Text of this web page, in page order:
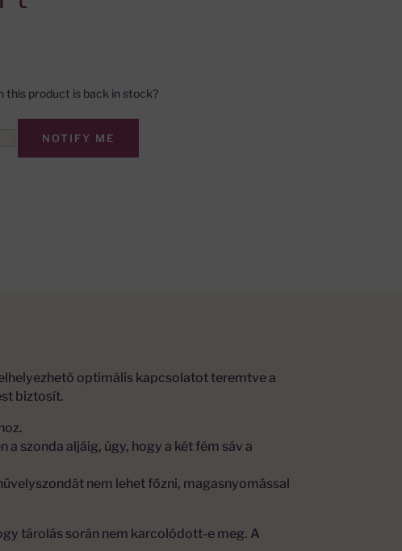
this product is back in stock?
NOTIFY ME
optimális kapcsolatot teremtve a
biztosít.
szonda aljáig, úgy, hogy a két fém sáv a
nem lehet főzni, magasnyomással
tárolás során nem karcolódott-e meg. A